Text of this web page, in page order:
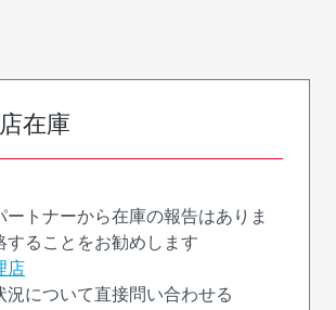
在庫
ートナーから在庫の報告はありま
することをお勧めします
店
況について直接問い合わせる